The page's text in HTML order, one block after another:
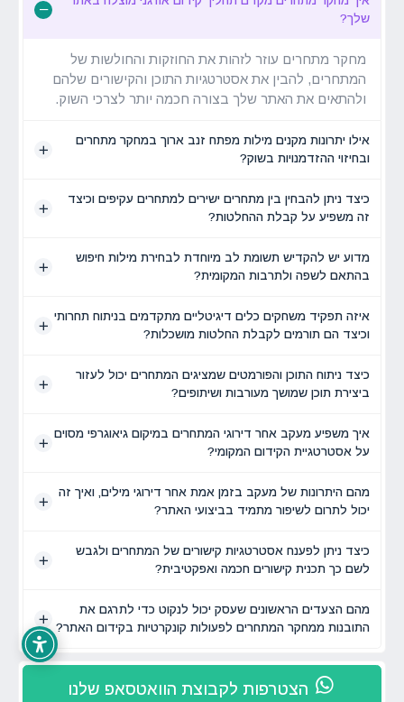
שלך?
מחקר מתחרים עוזר לזהות את החוזקות והחולשות של
המתחרים, להבין את אסטרטגיות התוכן והקישורים שלהם
ולהתאים את האתר שלך בצורה חכמה יותר לצרכי השוק.
אילו יתרונות מקנים מילות מפתח זנב ארוך במחקר מתחרים
ובחיזוי ההזדמנויות בשוק?
כיצד ניתן להבחין בין מתחרים ישירים למתחרים עקיפים וכיצד
זה משפיע על קבלת ההחלטות?
מדוע יש להקדיש תשומת לב מיוחדת לבחירת מילות חיפוש
בהתאם לשפה ולתרבות המקומית?
איזה תפקיד משחקים כלים דיגיטליים מתקדמים בניתוח תחרותי
וכיצד הם תורמים לקבלת החלטות מושכלות?
כיצד ניתוח התוכן והפורמטים שמציגים המתחרים יכול לעזור
ביצירת תוכן שמושך מעורבות ושיתופים?
איך משפיע מעקב אחר דירוגי המתחרים במיקום גיאוגרפי מסוים
על אסטרטגיית הקידום המקומי?
מהם היתרונות של מעקב בזמן אמת אחר דירוגי מילים, ואיך זה
יכול לתרום לשיפור מתמיד בביצועי האתר?
כיצד ניתן לפענח אסטרטגיות קישורים של המתחרים ולגבש
לשם כך תכנית קישורים חכמה ואפקטיבית?
מהם הצעדים הראשונים שעסק יכול לנקוט כדי לתרגם את
התובנות ממחקר המתחרים לפעולות קונקרטיות בקידום האתר?
הצטרפות לקבוצת הוואטסאפ שלנו